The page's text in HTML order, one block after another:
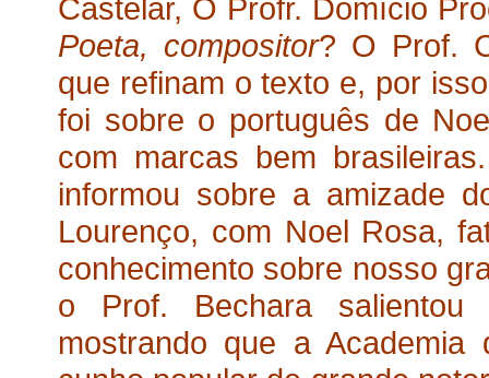
Castelar, O Profr. Domício
Poeta, compositor? O Prof.
que refinam o texto e, por
foi sobre o português de
com marcas bem
informou sobre a amizade
Lourenço, com Noel Rosa,
conhecimento sobre nosso
o Prof. Bechara
mostrando que a